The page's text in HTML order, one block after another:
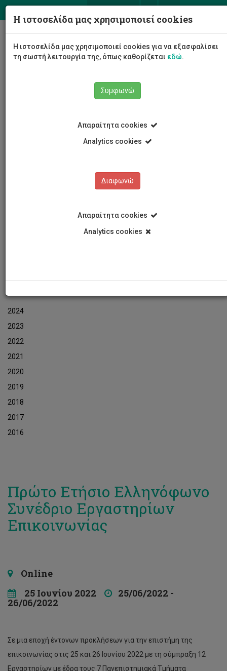
2024
2023
2022
2021
2020
2019
2018
2017
2016
Πρώτο Ετήσιο Ελληνόφωνο
Συνέδριο Εργαστηρίων
Επικοινωνίας
Online
25 Ιουνίου 2022
25/06/2022 -
26/06/2022
Σε μια εποχή έντονων προκλήσεων για την επιστήμη της
επικοινωνίας στις 25 και 26 Ιουνίου 2022 με τη σύμπραξη 12
Εργαστηρίων με έδρα τους 7 Πανεπιστημιακά Τμήματα
Η ιστοσελίδα μας χρησιμοποιεί cookies
Η ιστοσελίδα μας χρησιμοποιεί cookies για να εξασφαλίσει
τη σωστή λειτουργία της, όπως καθορίζεται εδώ.
Συμφωνώ
Απαραίτητα cookies
Analytics cookies
Διαφωνώ
Απαραίτητα cookies
Analytics cookies